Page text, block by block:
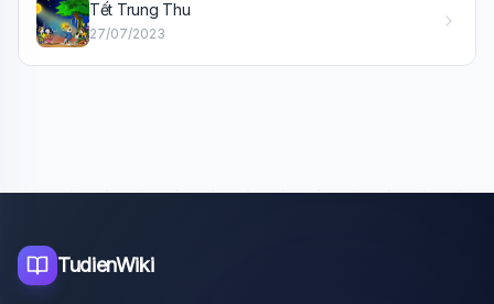
Tết Trung Thu
27/07/2023
TudienWiki
Sẵn sàng hỗ trợ
Tôi là trợ lý AI của TuDienWiki. Hãy hỏi tôi bất kỳ điều gì
🪐 Sao Mộc là gì?